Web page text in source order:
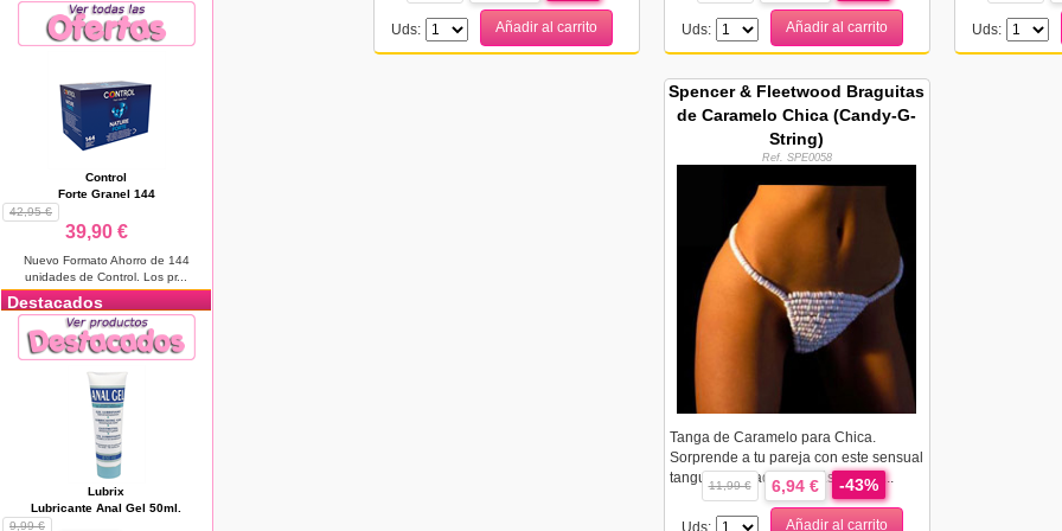
Control
Forte Granel 144
42,95 €
39,90 €
Nuevo Formato Ahorro de 144
unidades de Control. Los pr...
Destacados
Lubrix
Lubricante Anal Gel 50ml.
9,99 €
Uds: Añadir al carrito Uds: Añadir al carrito Uds:
Spencer & Fleetwood Braguitas
de Caramelo Chica (Candy-G-
String)
Ref. SPE0058
Tanga de Caramelo para Chica.
Sorprende a tu pareja con este sensual
tanguita formado por más de 300...
11,99 € 6,94 € -43%
Uds: Añadir al carrito